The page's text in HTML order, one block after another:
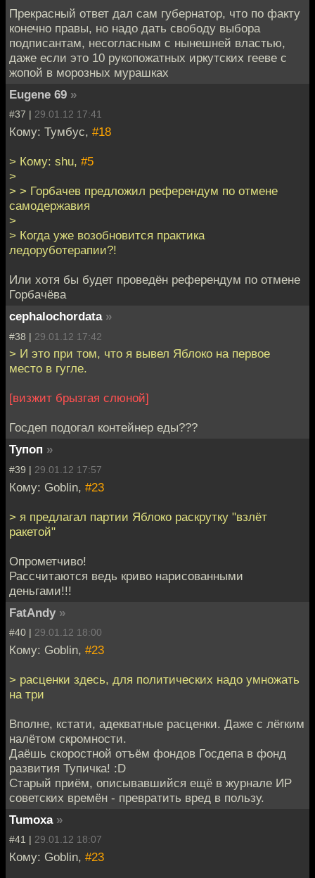
Прекрасный ответ дал сам губернатор, что по факту
конечно правы, но надо дать свободу выбора
подписантам, несогласным с нынешней властью,
даже если это 10 рукопожатных иркутских гееве с
жопой в морозных мурашках
Eugene 69 »
#37 | 29.01.12 17:41
Кому: Тумбус, #18
> Кому: shu, #5
>
> > Горбачев предложил референдум по отмене
самодержавия
>
> Когда уже возобновится практика
ледоруботерапии?!
Или хотя бы будет проведён референдум по отмене
Горбачёва
cephalochordata »
#38 | 29.01.12 17:42
> И это при том, что я вывел Яблоко на первое
место в гугле.
[визжит брызгая слюной]
Госдеп подогал контейнер еды???
Тупоп »
#39 | 29.01.12 17:57
Кому: Goblin, #23
> я предлагал партии Яблоко раскрутку "взлёт
ракетой"
Опрометчиво!
Рассчитаются ведь криво нарисованными
деньгами!!!
FatAndy »
#40 | 29.01.12 18:00
Кому: Goblin, #23
> расценки здесь, для политических надо умножать
на три
Вполне, кстати, адекватные расценки. Даже с лёгким
налётом скромности.
Даёшь скоростной отъём фондов Госдепа в фонд
развития Тупичка! :D
Старый приём, описывавшийся ещё в журнале ИР
советских времён - превратить вред в пользу.
Tumoxa »
#41 | 29.01.12 18:07
Кому: Goblin, #23